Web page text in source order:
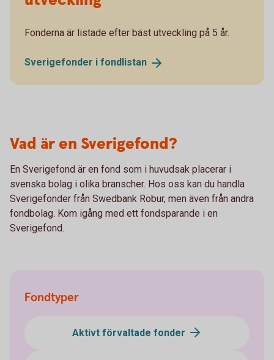
Fonderna är listade efter bäst utveckling på 5 år.
Sverigefonder i fondlistan
Vad är en Sverigefond?
En Sverigefond är en fond som i huvudsak placerar i
svenska bolag i olika branscher. Hos oss kan du handla
Sverigefonder från Swedbank Robur, men även från andra
fondbolag. Kom igång med ett fondsparande i en
Sverigefond.
Fondtyper
Aktivt förvaltade fonder